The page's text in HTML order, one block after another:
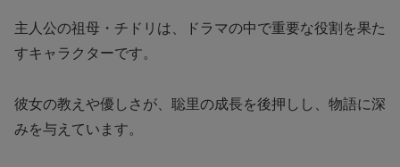
主人公の祖母・チドリは、ドラマの中で重要な役割を果た
すキャラクターです。
彼女の教えや優しさが、聡里の成長を後押しし、物語に深
みを与えています。